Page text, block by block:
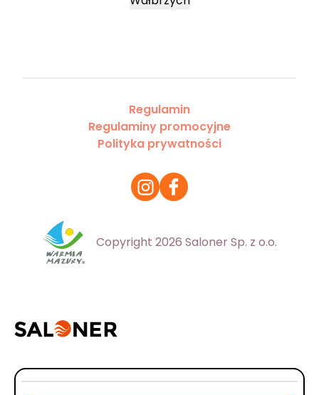
Regulamin
Regulaminy promocyjne
Polityka prywatności
Copyright 2026 Saloner Sp. z o.o.